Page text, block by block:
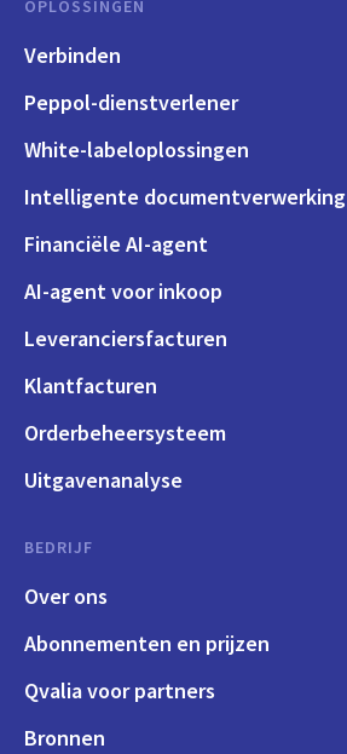
OPLOSSINGEN
Verbinden
Peppol-dienstverlener
White-labeloplossingen
Intelligente documentverwerking
Financiële AI-agent
AI-agent voor inkoop
Leveranciersfacturen
Klantfacturen
Orderbeheersysteem
Uitgavenanalyse
BEDRIJF
Over ons
Abonnementen en prijzen
Qvalia voor partners
Bronnen